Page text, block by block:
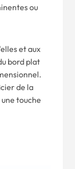
ou
et aux
bord plat
de la
touche